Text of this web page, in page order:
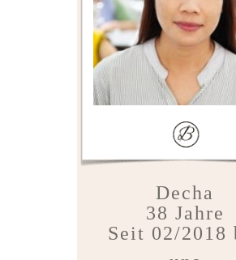
Decha
38 Jahre
Seit 02/2018